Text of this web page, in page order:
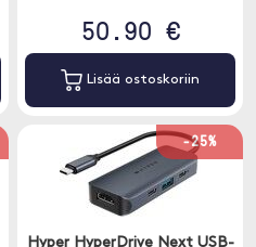
50.90 €
Lisää ostoskoriin
-25%
Hyper HyperDrive Next USB-